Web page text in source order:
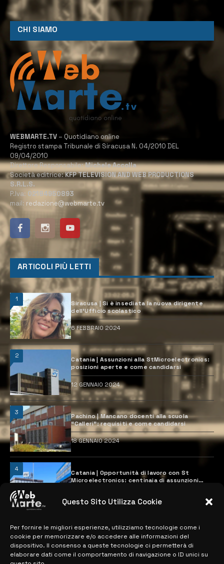
Questo Sito Utilizza Cookie
Per fornire le migliori esperienze, utilizziamo tecnologie come i
cookie per memorizzare e/o accedere alle informazioni del
dispositivo. Il consenso a queste tecnologie ci permetterà di
elaborare dati come il comportamento di navigazione o ID unici su
CHI SIAMO
WEBMARTE.TV – Quotidiano online
Registro stampa Tribunale di Siracusa N. 04/2010 DEL
09/04/2010
Direttore Responsabile:Michele Accolla
Società editrice:KFP TELEVISION AND WEB PRODUCTIONS
S.R.L.S.
P.Iva: 02184950893
mail: redazione@webmarte.tv
ARTICOLI PIÙ LETTI
1
Siracusa | Si è insediata la nuova dirigente
dell’Ufficio scolastico
6 FEBBRAIO 2024
2
Catania | Assunzioni alla StMicroelectronics:
posizioni aperte e come candidarsi
12 GENNAIO 2024
3
Pachino | Mancano docenti alla scuola
“Calleri”: requisiti e come candidarsi
18 GENNAIO 2024
4
Catania | Opportunità di lavoro con St
Microelectronics: centinaia di assunzioni
28 MARZO 2024
MAPPA DEL SITO